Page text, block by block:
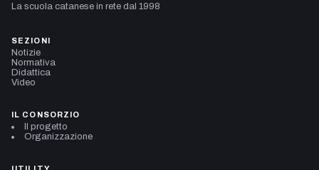
La scuola catanese in rete dal 1998
SEZIONI
Notizie
Normativa
Didattica
Video
IL CONSORZIO
Il progetto
Organizzazione